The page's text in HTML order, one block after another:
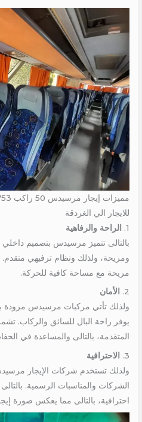
للايجار الي الغردقة
1.
الراحة والرفاهية
بالتالى تتميز مرسيدس بتصميم
ومريحة، ولذلك ونظام ترفيهي متقدم.
مريحة مع مساحة كافية للحركة.
2.
الأمان
ولذلك تأتي مركبات مرسيدس مزودة
يوفر راحة البال للسائق والركاب.
المتقدمة، بالتالى والمساعدة في
3.
الاحترافية
الشركات والمناسبات الرسمية.
احترافية، بالتالى مما يعكس صورة